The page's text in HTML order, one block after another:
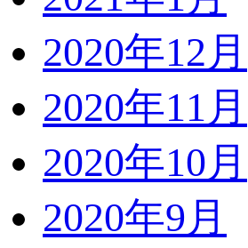
2020年12月
2020年11月
2020年10月
2020年9月